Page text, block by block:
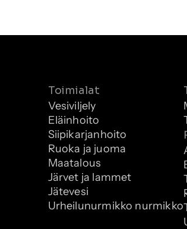
Toimialat
Vesiviljely
Eläinhoito
Siipikarjanhoito
Ruoka ja juoma
Maatalous
Järvet ja lammet
Jätevesi
Urheilunurmikko nurmikko